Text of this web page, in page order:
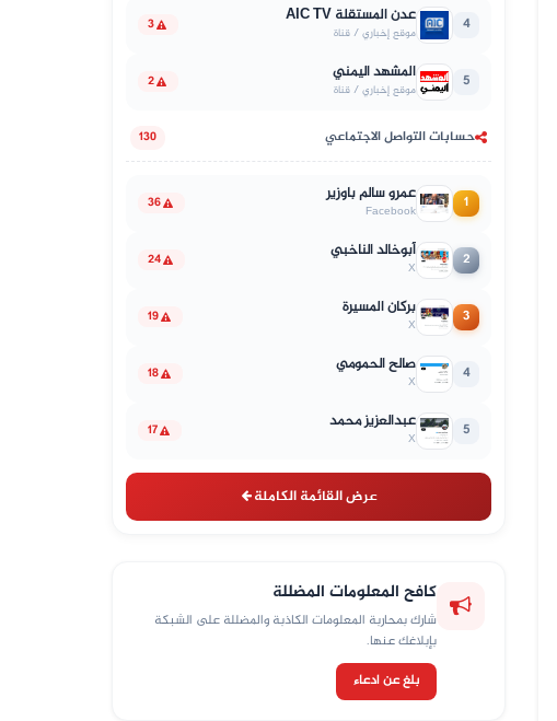
4 عدن المستقلة AIC TV
موقع إخباري / قناة 3
5 المشهد اليمني
موقع إخباري / قناة 2
حسابات التواصل الاجتماعي 130
1 عمرو سالم باوزير
Facebook
36
2 أبوخالد الناخبي
X
24
3 بركان المسيرة
X
19
4 صالح الحمومي
X
18
5 عبدالعزيز محمد
X
17
عرض القائمة الكاملة
كافح المعلومات المضللة
شارك بمحاربة المعلومات الكاذبة والمضللة على الشبكة
بإبلاغك عنها.
بلغ عن ادعاء